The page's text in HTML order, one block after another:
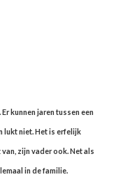
kunnen jaren tussen een
lukt niet. Het is erfelijk
zijn vader ook. Net als
in de familie.